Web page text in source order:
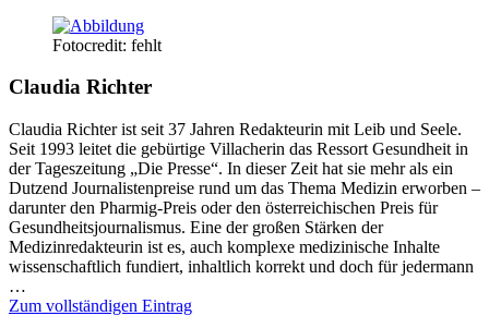
Fotocredit: fehlt
Claudia Richter
Claudia Richter ist seit 37 Jahren Redakteurin mit Leib und Seele.
Seit 1993 leitet die gebürtige Villacherin das Ressort Gesundheit in
der Tageszeitung „Die Presse“. In dieser Zeit hat sie mehr als ein
Dutzend Journalistenpreise rund um das Thema Medizin erworben –
darunter den Pharmig-Preis oder den österreichischen Preis für
Gesundheitsjournalismus. Eine der großen Stärken der
Medizinredakteurin ist es, auch komplexe medizinische Inhalte
wissenschaftlich fundiert, inhaltlich korrekt und doch für jedermann
…
Zum vollständigen Eintrag